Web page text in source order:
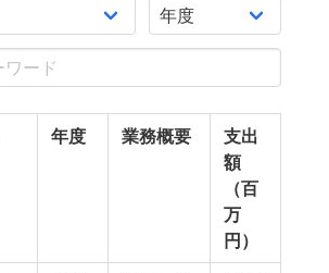
年度 業務概要
支出
額
（百
万
円）